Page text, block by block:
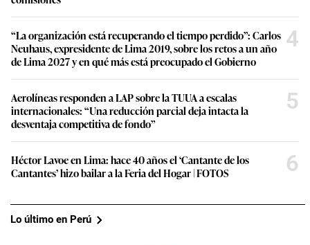
“La organización está recuperando el tiempo perdido”: Carlos
Neuhaus, expresidente de Lima 2019, sobre los retos a un año
de Lima 2027 y en qué más está preocupado el Gobierno
4
Aerolíneas responden a LAP sobre la TUUA a escalas
internacionales: “Una reducción parcial deja intacta la
desventaja competitiva de fondo”
5
Héctor Lavoe en Lima: hace 40 años el ‘Cantante de los
Cantantes’ hizo bailar a la Feria del Hogar | FOTOS
6
Lo último en Perú